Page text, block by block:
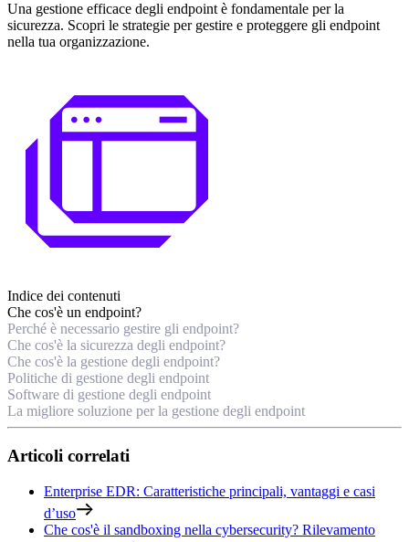
Una gestione efficace degli endpoint è fondamentale per la
sicurezza. Scopri le strategie per gestire e proteggere gli endpoint
nella tua organizzazione.
Indice dei contenuti
Che cos'è un endpoint?
Perché è necessario gestire gli endpoint?
Che cos'è la sicurezza degli endpoint?
Che cos'è la gestione degli endpoint?
Politiche di gestione degli endpoint
Software di gestione degli endpoint
La migliore soluzione per la gestione degli endpoint
Articoli correlati
Enterprise EDR: Caratteristiche principali, vantaggi e casi
d’uso
Che cos'è il sandboxing nella cybersecurity? Rilevamento